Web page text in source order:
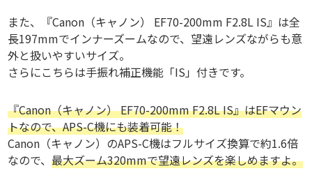
また、『Canon（キャノン） EF70-200mm F2.8L IS』は全
長197mmでインナーズームなので、望遠レンズながらも意
外と扱いやすいサイズ。
さらにこちらは手振れ補正機能「IS」付きです。
『Canon（キャノン） EF70-200mm F2.8L IS』はEFマウン
トなので、APS-C機にも装着可能！
Canon（キャノン）のAPS-C機はフルサイズ換算で約1.6倍
なので、最大ズーム320mmで望遠レンズを楽しめますよ。